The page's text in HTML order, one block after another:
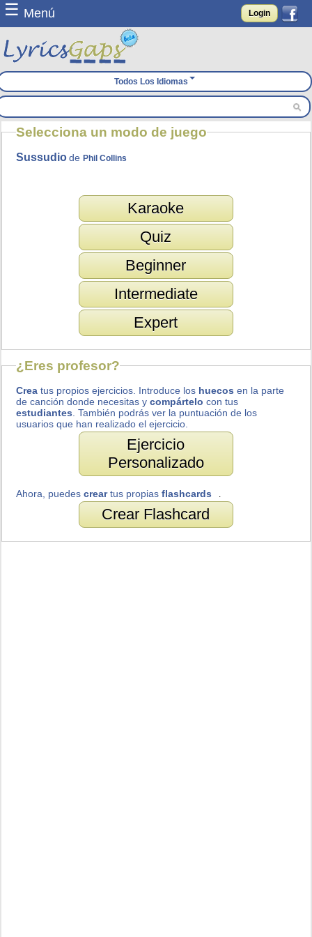
☰ Menú Login
Todos Los Idiomas
Selecciona un modo de juego
Sussudio dePhil Collins
Karaoke
Quiz
Beginner
Intermediate
Expert
¿Eres profesor?
Crea tus propios ejercicios. Introduce los huecos en la parte
de canción donde necesitas ycompártelo con tus
estudiantes . También podrás ver la puntuación de los
usuarios que han realizado el ejercicio.
Ejercicio
Personalizado
Ahora, puedescreartus propiasflashcards
Crear Flashcard